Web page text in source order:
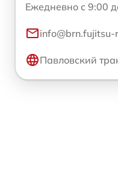
Ежедневно с 9:00
Павловский